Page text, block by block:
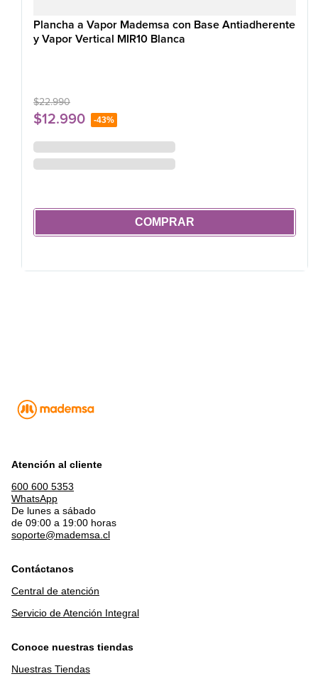
Plancha a Vapor Mademsa con Base Antiadherente
y Vapor Vertical MIR10 Blanca
$22.990
$12.990 -43%
COMPRAR
Atención al cliente
600 600 5353
WhatsApp
De lunes a sábado
de 09:00 a 19:00 horas
soporte@mademsa.cl
Contáctanos
Central de atención
Servicio de Atención Integral
Conoce nuestras tiendas
Nuestras Tiendas